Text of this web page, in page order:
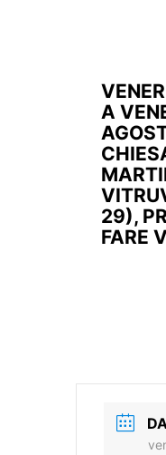
A
29),
FARE